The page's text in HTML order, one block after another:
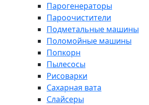
Парогенераторы
Пароочистители
Подметальные машины
Поломойные машины
Попкорн
Пылесосы
Рисоварки
Сахарная вата
Слайсеры